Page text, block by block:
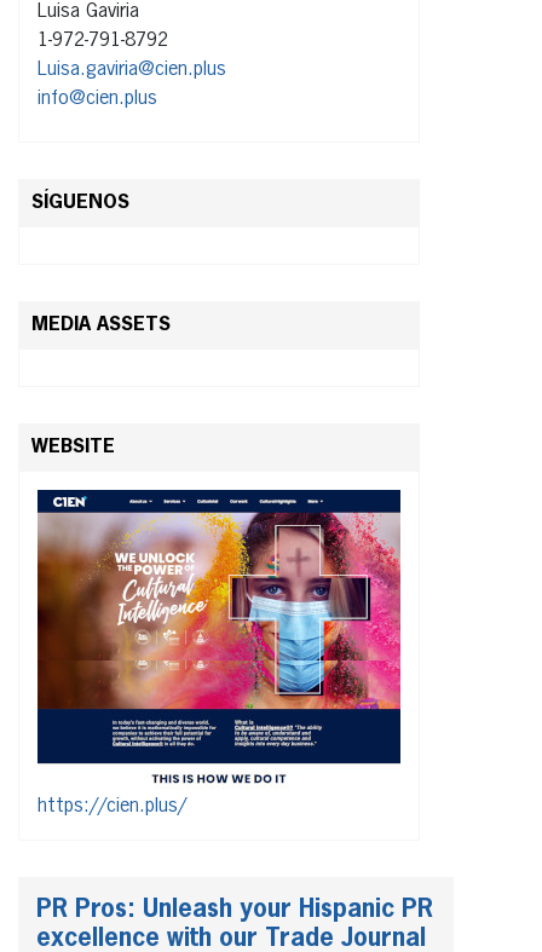
Luisa Gaviria
1-972-791-8792
Luisa.gaviria@cien.plus
info@cien.plus
SÍGUENOS
MEDIA ASSETS
WEBSITE
https://cien.plus/
PR Pros: Unleash your Hispanic PR
excellence with our Trade Journal